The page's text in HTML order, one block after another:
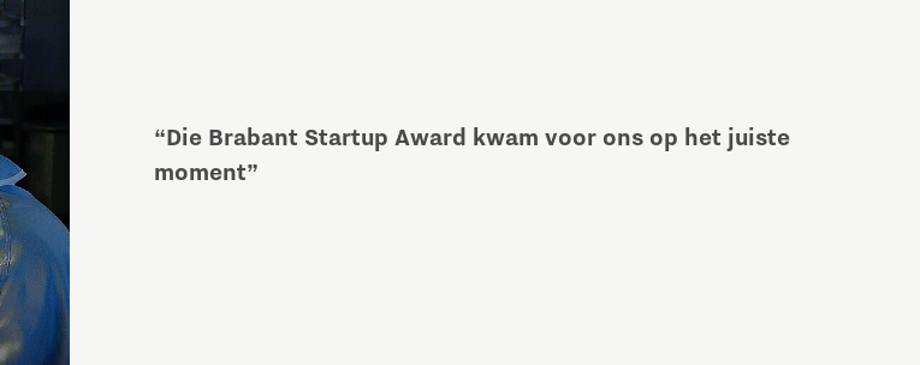
“Die Brabant Startup Award kwam voor ons op het juiste
moment”